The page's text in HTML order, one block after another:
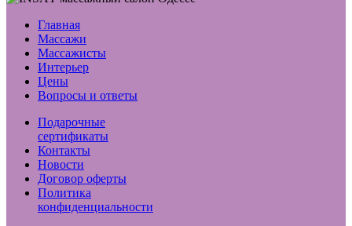
Главная
Массажи
Массажисты
Интерьер
Цены
Вопросы и ответы
Подарочные
сертификаты
Контакты
Новости
Договор оферты
Политика
конфиденциальности